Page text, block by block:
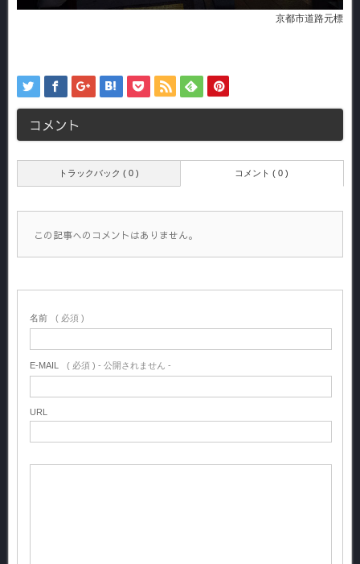
京都市道路元標
コメント
トラックバック ( 0 ) コメント ( 0 )
この記事へのコメントはありません。
名前 ( 必須 )
E-MAIL ( 必須 ) - 公開されません -
URL